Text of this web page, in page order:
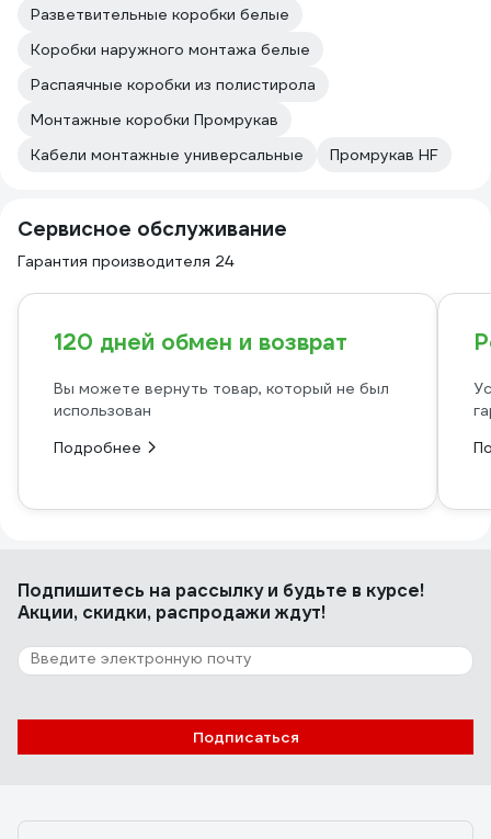
Разветвительные коробки белые
Коробки наружного монтажа белые
Распаячные коробки из полистирола
Монтажные коробки Промрукав
Кабели монтажные универсальные
Промрукав HF
Сервисное обслуживание
Гарантия производителя 24
120 дней обмен и возврат
Вы можете вернуть товар, который не был
использован
Подробнее
Подпишитесь на рассылкуи будьте в курсе!
Акции, скидки, распродажи ждут!
Подписаться